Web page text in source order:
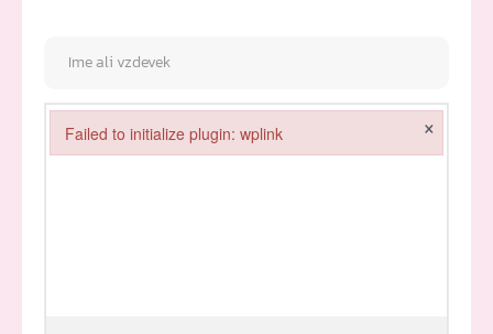
Failed to initialize plugin: wplink ×
Failed to initialize plugin: wplink